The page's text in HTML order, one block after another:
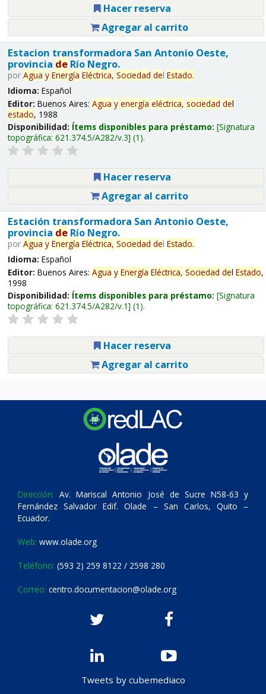
Hacer reserva
Agregar al carrito
Estacion transformadora San Antonio Oeste,
provincia deRío Negro.
por Agua y Energía Eléctrica, Sociedad del Estado.
Idioma: Español
Editor: Buenos Aires: Agua y energía eléctrica, sociedad del
estado, 1988
Disponibilidad: Ítems disponibles para préstamo: Signatura
topográfica: 621.374.5/A282/v.3 (1).
Hacer reserva
Agregar al carrito
Estación transformadora San Antonio Oeste,
provincia deRío Negro.
por Agua y Energía Eléctrica, Sociedad del Estado.
Idioma: Español
Editor: Buenos Aires: Agua y Energía Eléctrica, Sociedad del Estado,
1998
Disponibilidad: Ítems disponibles para préstamo: Signatura
topográfica: 621.374.5/A282/v.1 (1).
Hacer reserva
Agregar al carrito
Dirección: Av. Mariscal Antonio José de Sucre N58-63 y
Fernández Salvador Edif. Olade – San Carlos, Quito –
Ecuador.
Web: www.olade.org
Teléfono: (593 2) 259 8122 / 2598 280
Correo: centro.documentacion@olade.org
Tweets by cubemediaco